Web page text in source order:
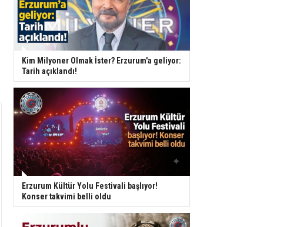
Kim Milyoner Olmak İster? Erzurum'a geliyor:
Tarih açıklandı!
Erzurum Kültür Yolu Festivali başlıyor!
Konser takvimi belli oldu